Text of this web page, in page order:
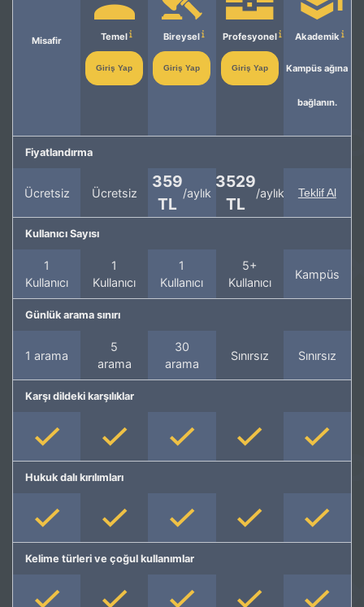
Misafir Temel
Giriş Yap
Bireysel
Giriş Yap
Profesyonel
Giriş Yap
Akademik
Kampüs ağına
bağlanın.
Fiyatlandırma
Ücretsiz Ücretsiz
359
TL
/aylık
3529
TL
/aylık Teklif Al
Kullanıcı Sayısı
1
Kullanıcı
1
Kullanıcı
1
Kullanıcı
5+
Kullanıcı
Kampüs
Günlük arama sınırı
1 arama
5
arama
30
arama
Sınırsız Sınırsız
Karşı dildeki karşılıklar
Hukuk dalı kırılımları
Kelime türleri ve çoğul kullanımlar